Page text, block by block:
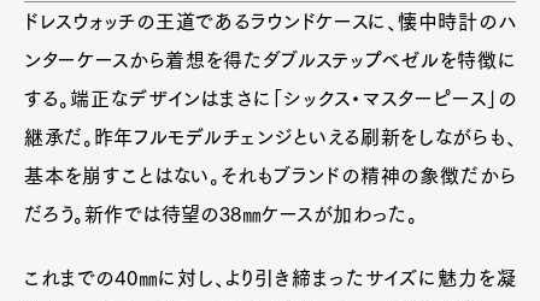
ドレスウォッチの王道であるラウンドケースに、懐中時計のハ
ンターケースから着想を得たダブルステップベゼルを特徴に
する。端正なデザインはまさに「シックス・マスターピース」の
継承だ。昨年フルモデルチェンジといえる刷新をしながらも、
基本を崩すことはない。それもブランドの精神の象徴だから
だろう。新作では待望の38㎜ケースが加わった。
これまでの40㎜に対し、より引き締まったサイズに魅力を凝